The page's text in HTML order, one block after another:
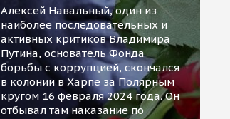
Алексей Навальный, один из
наиболее последовательных и
активных критиков Владимира
Путина, основатель Фонда
борьбы с коррупцией, скончался
в колонии в Харпе за Полярным
кругом 16 февраля 2024 года. Он
отбывал там наказание по